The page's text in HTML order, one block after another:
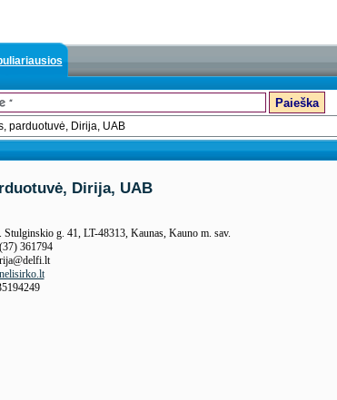
parduotuvė, Dirija, UAB
Dirija, UAB
Stulginskio g. 41, LT-48313, Kaunas, Kauno m. sav.
361794